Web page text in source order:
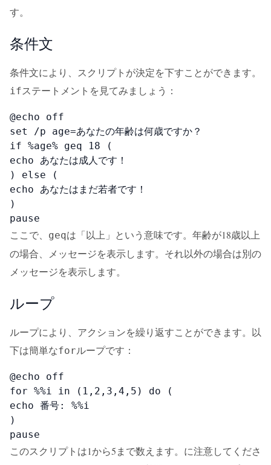
す。
条件文
条件文により、スクリプトが決定を下すことができます。
ifステートメントを見てみましょう：
@echo off
set /p age=あなたの年齢は何歳ですか？
if %age% geq 18 (
echo あなたは成人です！
) else (
echo あなたはまだ若者です！
)
pause
ここで、 geqは「以上」という意味です。年齢が18歳以上
の場合、メッセージを表示します。それ以外の場合は別の
メッセージを表示します。
ループ
ループにより、アクションを繰り返すことができます。以
下は簡単なforループです：
@echo off
for %%i in (1,2,3,4,5) do (
echo 番号: %%i
)
pause
このスクリプトは1から5まで数えます。に注意してくださ